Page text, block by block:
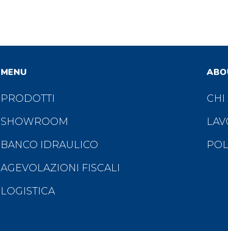
MENU
PRODOTTI
SHOWROOM
BANCO IDRAULICO
AGEVOLAZIONI FISCALI
LOGISTICA
CHI